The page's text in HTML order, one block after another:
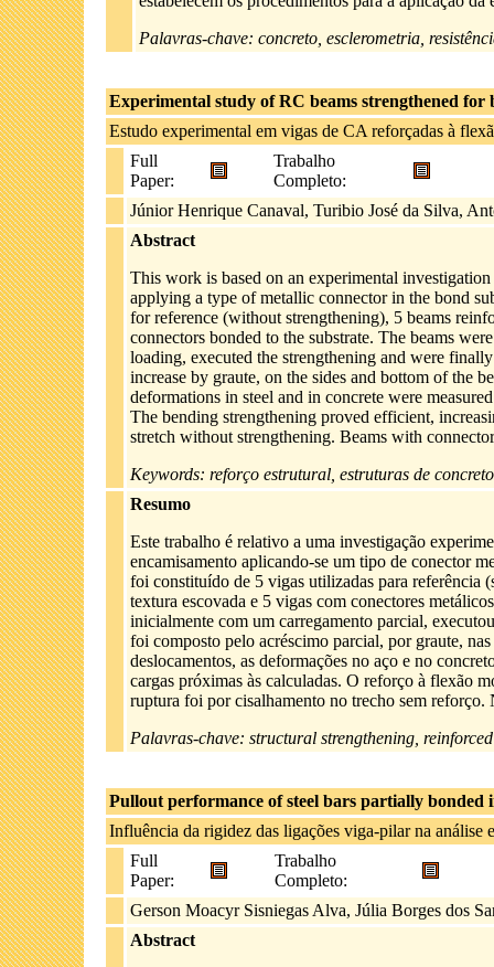
Palavras-chave: concreto, esclerometria,
Experimental study of RC beams strengthened
Estudo experimental em vigas de CA reforçadas à
Full
Paper:
Trabalho
Completo:
Júnior Henrique Canaval, Turibio José da Silva,
Abstract
This work is based on an experimental
applying a type of metallic connector in the bond
for reference (without strengthening), 5 beams
connectors bonded to the substrate. The beams
loading, executed the strengthening and were
increase by graute, on the sides and bottom of the
deformations in steel and in concrete were
The bending strengthening proved efficient,
stretch without strengthening. Beams with
Keywords: reforço estrutural, estruturas de
Resumo
Este trabalho é relativo a uma investigação
encamisamento aplicando-se um tipo de conector
foi constituído de 5 vigas utilizadas para referência
textura escovada e 5 vigas com conectores
inicialmente com um carregamento parcial,
foi composto pelo acréscimo parcial, por graute,
deslocamentos, as deformações no aço e no
cargas próximas às calculadas. O reforço à flexão
ruptura foi por cisalhamento no trecho sem
Palavras-chave: structural strengthening,
Pullout performance of steel bars partially bonded
Influência da rigidez das ligações viga-pilar na análise
Full
Paper:
Trabalho
Completo:
Gerson Moacyr Sisniegas Alva, Júlia Borges dos
Abstract